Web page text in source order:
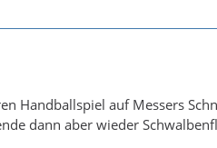
Handballspiel auf Messers
dann aber wieder